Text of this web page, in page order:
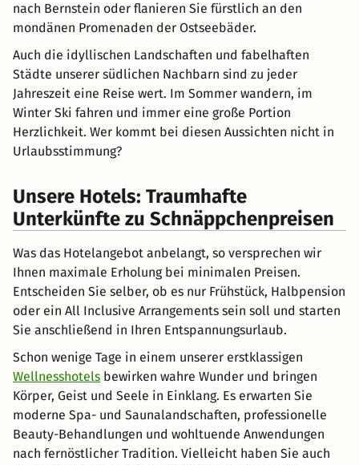
nach Bernstein oder flanieren Sie fürstlich an den
mondänen Promenaden der Ostseebäder.
Auch die idyllischen Landschaften und fabelhaften
Städte unserer südlichen Nachbarn sind zu jeder
Jahreszeit eine Reise wert. Im Sommer wandern, im
Winter Ski fahren und immer eine große Portion
Herzlichkeit. Wer kommt bei diesen Aussichten nicht in
Urlaubsstimmung?
Unsere Hotels: Traumhafte
Unterkünfte zu Schnäppchenpreisen
Was das Hotelangebot anbelangt, so versprechen wir
Ihnen maximale Erholung bei minimalen Preisen.
Entscheiden Sie selber, ob es nur Frühstück, Halbpension
oder ein All Inclusive Arrangements sein soll und starten
Sie anschließend in Ihren Entspannungsurlaub.
Schon wenige Tage in einem unserer erstklassigen
Wellnesshotels bewirken wahre Wunder und bringen
Körper, Geist und Seele in Einklang. Es erwarten Sie
moderne Spa- und Saunalandschaften, professionelle
Beauty-Behandlungen und wohltuende Anwendungen
nach fernöstlicher Tradition. Vielleicht haben Sie auch